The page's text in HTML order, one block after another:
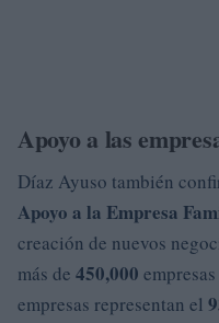
Apoyo a las
Díaz Ayuso también
Apoyo a la Empresa
creación de nuevos
más de 450,000
empresas representan el